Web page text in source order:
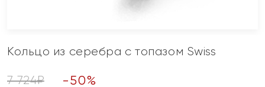
Кольцо из серебра с топазом Swiss
7 724₽ -50%